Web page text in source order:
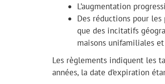
L’augmentation
Des réductions pour
que des incitatifs
maisons unifamiliales
Les règlements indiquent les
années, la date d’expiration